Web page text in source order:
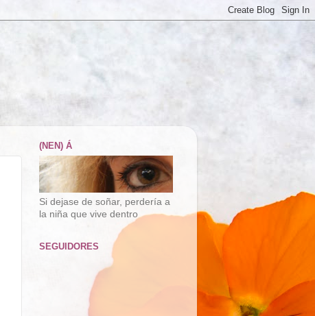
(NEN) Á
Si dejase de soñar, perdería a
la niña que vive dentro
SEGUIDORES